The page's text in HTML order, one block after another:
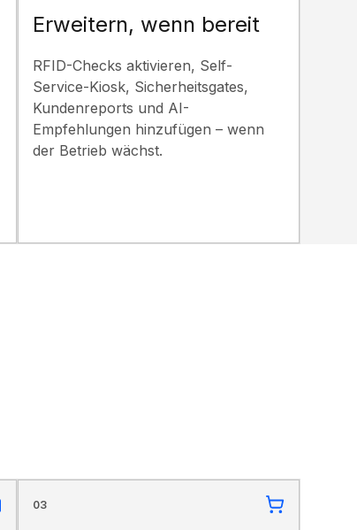
Erweitern, wenn bereit
RFID-Checks aktivieren, Self-
Service-Kiosk, Sicherheitsgates,
Kundenreports und AI-
Empfehlungen hinzufügen – wenn
der Betrieb wächst.
03